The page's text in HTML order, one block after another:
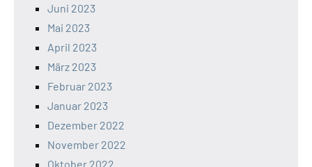
Juni 2023
Mai 2023
April 2023
März 2023
Februar 2023
Januar 2023
Dezember 2022
November 2022
Oktober 2022